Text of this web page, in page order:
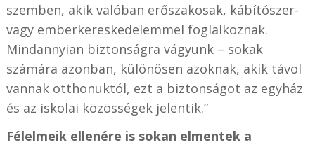
szemben, akik valóban erőszakosak, kábítószer-
vagy emberkereskedelemmel foglalkoznak.
Mindannyian biztonságra vágyunk – sokak
számára azonban, különösen azoknak, akik távol
vannak otthonuktól, ezt a biztonságot az egyház
és az iskolai közösségek jelentik.”
Félelmeik ellenére is sokan elmentek a